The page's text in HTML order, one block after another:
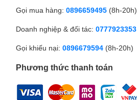
Gọi mua hàng: 0896659495 (8h-20h)
Doanh nghiệp & đối tác: 0777923353
Gọi khiếu nại: 0896679594 (8h-20h)
Phương thức thanh toán